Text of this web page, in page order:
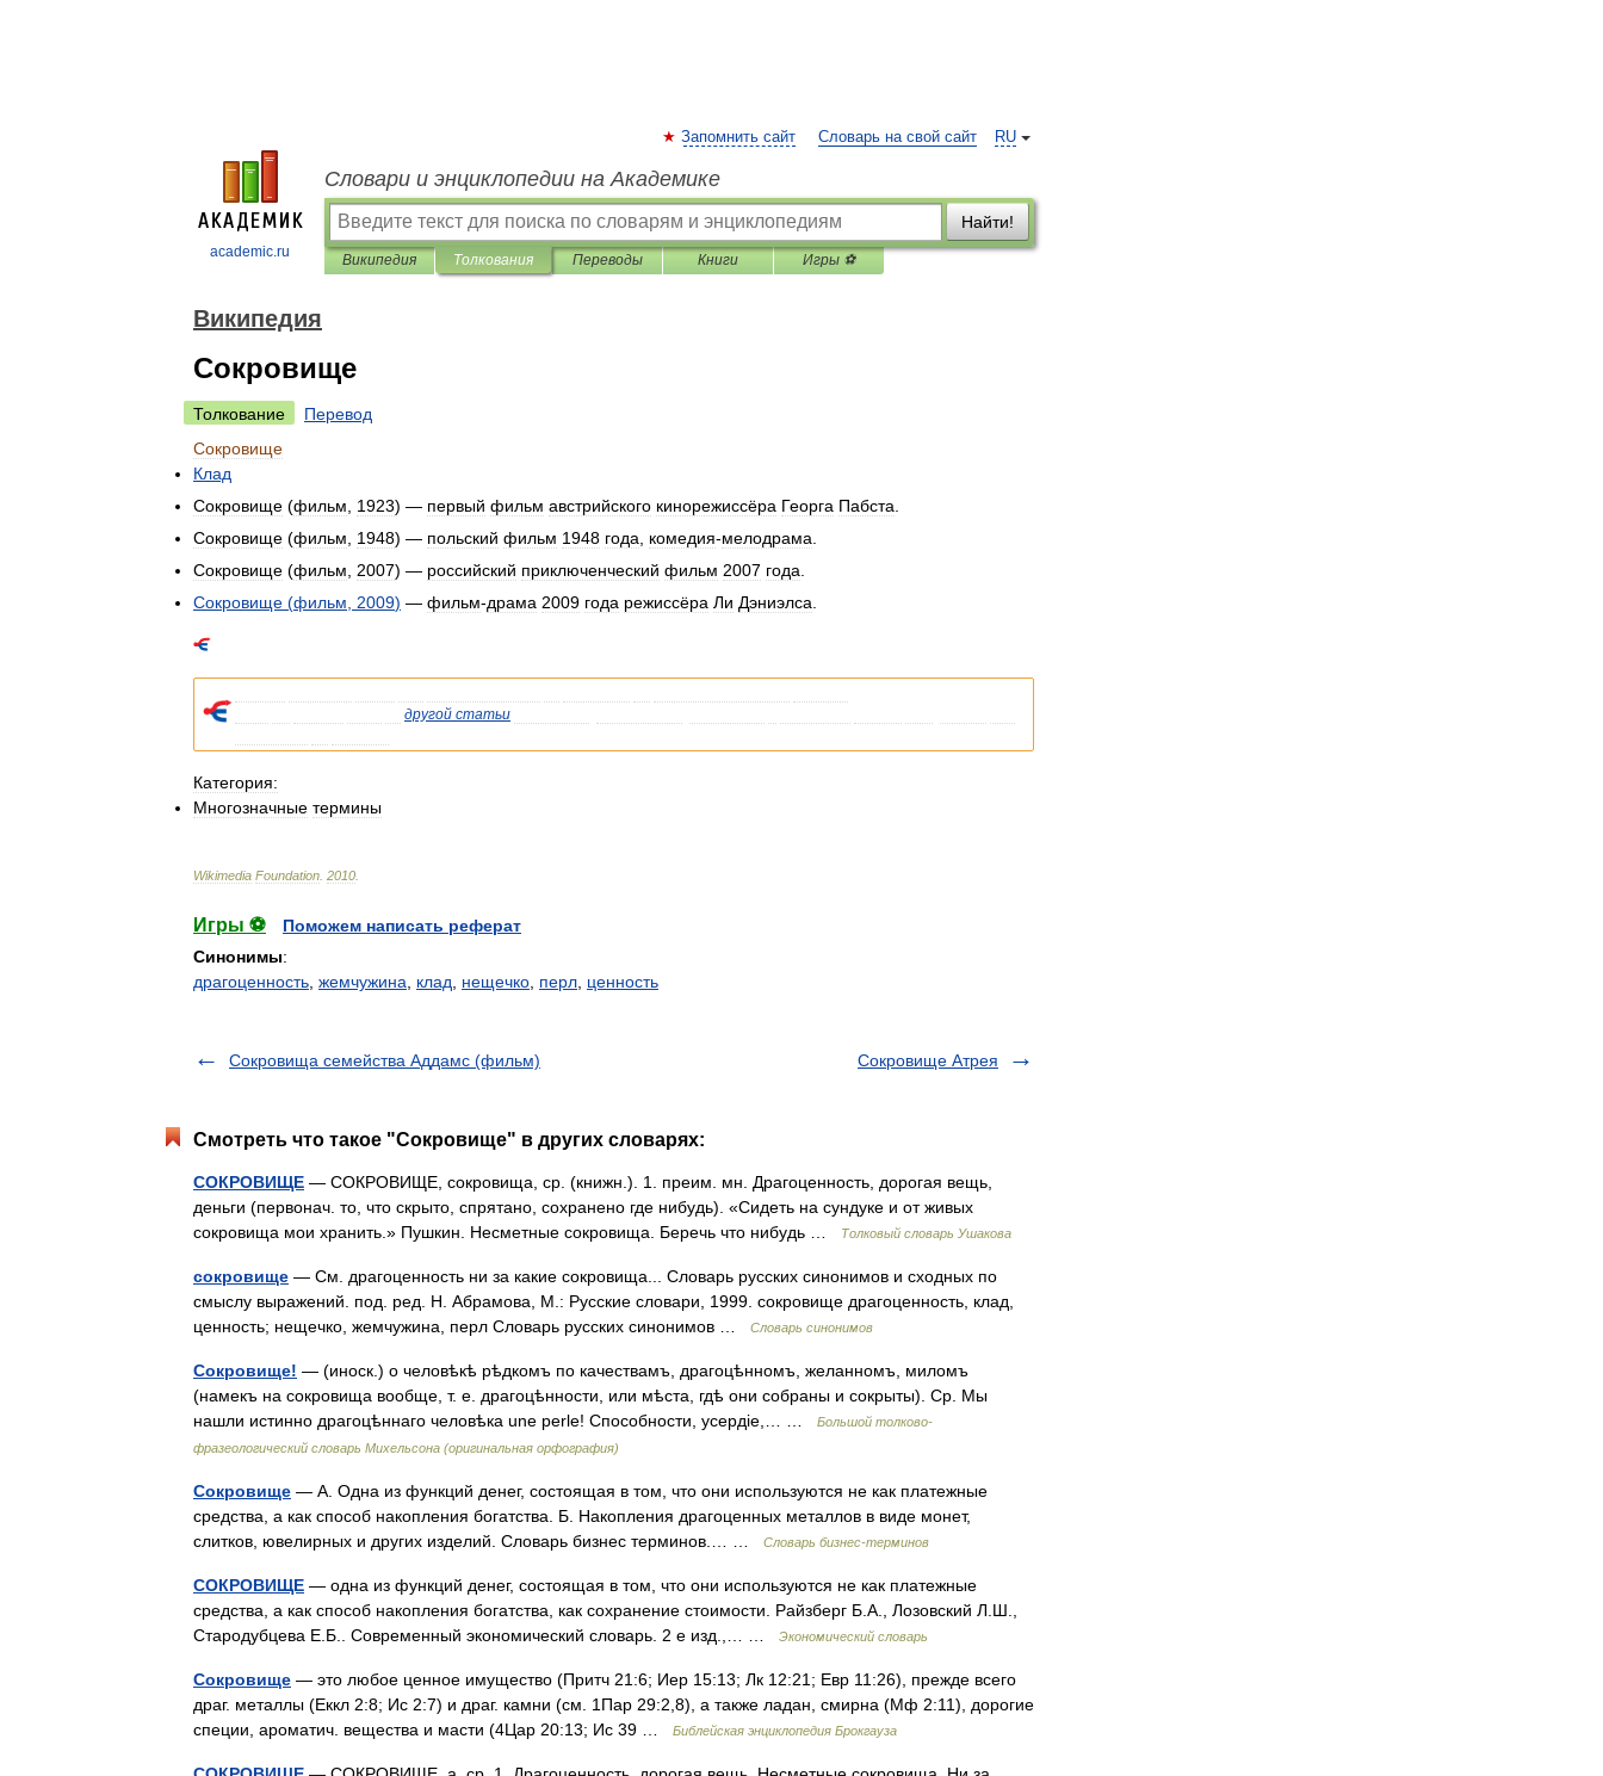
academic.ru
RU
Запомнить сайт Словарь на свой сайт
Словари и энциклопедии на Академике
Найти!
Википедия Толкования Переводы Книги Игры ⚽
Википедия
Сокровище
Толкование
Перевод
Сокровище
Клад
Сокровище (фильм 1923) — первый фильм австрийского кинорежиссёра Георга Пабста
Сокровище (фильм 1948) — польский фильм 1948 года комедия-мелодрама
Сокровище (фильм 2007) — российский приключенческий фильм 2007 года
Сокровище (фильм 2009) — фильм-драма 2009 года режиссёра Ли Дэниэлса
другой статьи
Категория:
Многозначные термины
Wikimedia Foundation 2010
Игры ⚽
Поможем написать реферат
Синонимы:
драгоценность жемчужина клад нещечко перл ценность
Сокровища семейства Аддамс (фильм) Сокровище Атрея
Смотреть что такое "Сокровище" в других словарях:
СОКРОВИЩЕ — СОКРОВИЩЕ, сокровища, ср. (книжн.). 1. преим. мн. Драгоценность, дорогая вещь,
деньги (первонач. то, что скрыто, спрятано, сохранено где нибудь). «Сидеть на сундуке и от живых
сокровища мои хранить.» Пушкин. Несметные сокровища. Беречь что нибудь …
Толковый словарь Ушакова
сокровище — См. драгоценность ни за какие сокровища... Словарь русских синонимов и сходных по
смыслу выражений. под. ред. Н. Абрамова, М.: Русские словари, 1999. сокровище драгоценность, клад,
ценность; нещечко, жемчужина, перл Словарь русских синонимов …
Словарь синонимов
Сокровище! — (иноск.) о человѣкѣ рѣдкомъ по качествамъ, драгоцѣнномъ, желанномъ, миломъ
(намекъ на сокровища вообще, т. е. драгоцѣнности, или мѣста, гдѣ они собраны и сокрыты). Ср. Мы
нашли истинно драгоцѣннаго человѣка une perle! Способности, усердіе,… …
Большой толково-
фразеологический словарь Михельсона (оригинальная орфография)
Сокровище — А. Одна из функций денег, состоящая в том, что они используются не как платежные
средства, а как способ накопления богатства. Б. Накопления драгоценных металлов в виде монет,
слитков, ювелирных и других изделий. Словарь бизнес терминов.… …
Словарь бизнес-терминов
СОКРОВИЩЕ — одна из функций денег, состоящая в том, что они используются не как платежные
средства, а как способ накопления богатства, как сохранение стоимости. Райзберг Б.А., Лозовский Л.Ш.,
Стародубцева Е.Б.. Современный экономический словарь. 2 е изд.,… …
Экономический словарь
Сокровище — это любое ценное имущество (Притч 21:6; Иер 15:13; Лк 12:21; Евр 11:26), прежде всего
драг. металлы (Еккл 2:8; Ис 2:7) и драг. камни (см. 1Пар 29:2,8), а также ладан, смирна (Мф 2:11), дорогие
специи, ароматич. вещества и масти (4Цар 20:13; Ис 39 …
Библейская энциклопедия Брокгауза